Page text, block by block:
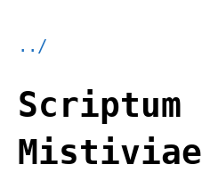
../
Scriptum
Mistiviae